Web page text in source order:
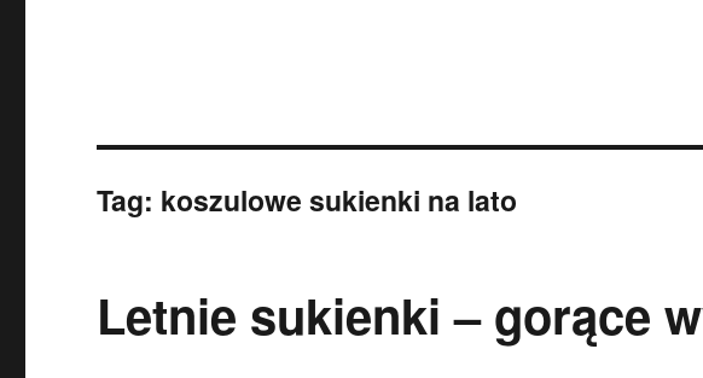
Tag: koszulowe sukienki na lato
Letnie sukienki – gorące